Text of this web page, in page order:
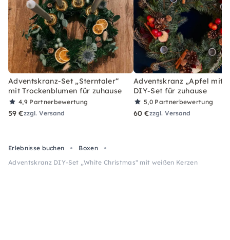
Adventskranz-Set „Sterntaler“
mit Trockenblumen für zuhause
4,9 Partnerbewertung
59 €zzgl. Versand
Adventskranz „Apfel mit
DIY-Set für zuhause
5,0 Partnerbewertung
60 €zzgl. Versand
Erlebnisse buchen
Boxen
Adventskranz DIY-Set „White Christmas“ mit weißen Kerzen